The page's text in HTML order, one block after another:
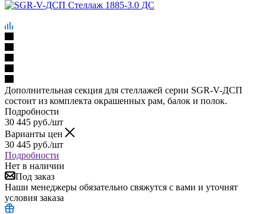
Дополнительная секция для стеллажей серии SGR-V-ДСП
состоит из комплекта окрашенных рам, балок и полок.
Подробности
30 445 руб./шт
Варианты цен
30 445 руб./шт
Подробности
Нет в наличии
Под заказ
Наши менеджеры обязательно свяжутся с вами и уточнят
условия заказа